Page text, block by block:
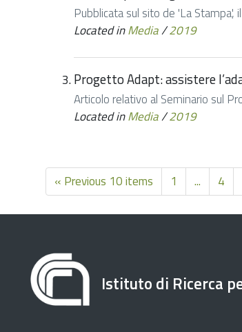
Pubblicata sul sito de 'La
Located inMedia/2019
Progetto Adapt: assistere
Articolo relativo al Seminario sul
Located inMedia/2019
« Previous 10 items 1 ... 4
Istituto di Ricerca